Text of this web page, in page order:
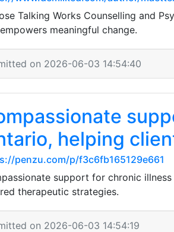
Talking Works Counselling and
meaningful change.
on 2026-06-03 14:54:40
helping
penzu.com/p/f3c6fb165129e661
support for chronic
therapeutic strategies.
on 2026-06-03 14:54:19